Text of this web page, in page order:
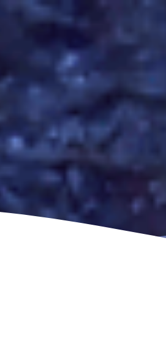
慶良間諸島ファンダイビング
渡名喜島遠征
慶良間諸島体験ダイビング＆スノーケリング
オープンウォーター・ダイバー・コース
レスキューダイバーコース
ファンダイブ
スクール